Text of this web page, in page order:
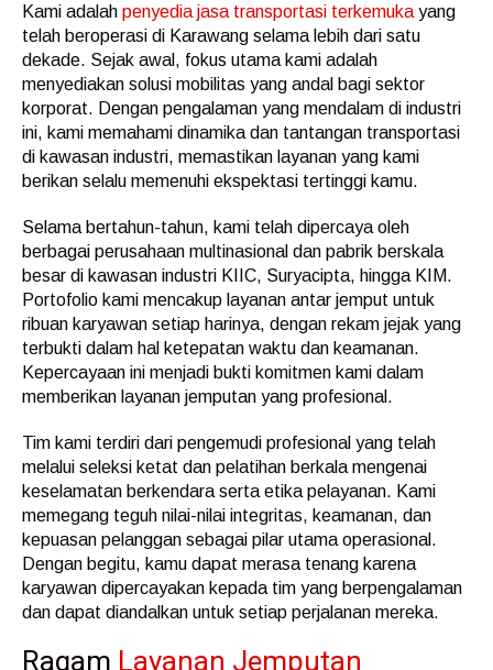
Kami adalah penyedia jasa transportasi terkemuka yang
telah beroperasi di Karawang selama lebih dari satu
dekade. Sejak awal, fokus utama kami adalah
menyediakan solusi mobilitas yang andal bagi sektor
korporat. Dengan pengalaman yang mendalam di industri
ini, kami memahami dinamika dan tantangan transportasi
di kawasan industri, memastikan layanan yang kami
berikan selalu memenuhi ekspektasi tertinggi kamu.
Selama bertahun-tahun, kami telah dipercaya oleh
berbagai perusahaan multinasional dan pabrik berskala
besar di kawasan industri KIIC, Suryacipta, hingga KIM.
Portofolio kami mencakup layanan antar jemput untuk
ribuan karyawan setiap harinya, dengan rekam jejak yang
terbukti dalam hal ketepatan waktu dan keamanan.
Kepercayaan ini menjadi bukti komitmen kami dalam
memberikan layanan jemputan yang profesional.
Tim kami terdiri dari pengemudi profesional yang telah
melalui seleksi ketat dan pelatihan berkala mengenai
keselamatan berkendara serta etika pelayanan. Kami
memegang teguh nilai-nilai integritas, keamanan, dan
kepuasan pelanggan sebagai pilar utama operasional.
Dengan begitu, kamu dapat merasa tenang karena
karyawan dipercayakan kepada tim yang berpengalaman
dan dapat diandalkan untuk setiap perjalanan mereka.
Ragam Layanan Jemputan